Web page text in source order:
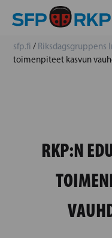
sfp.fi / Riksdagsgruppens
toimenpiteet kasvun
RKP:N